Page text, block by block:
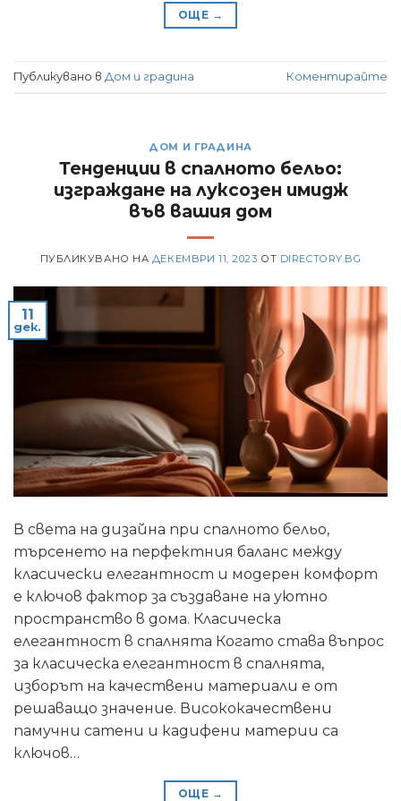
ОЩЕ →
Публикувано в Дом и градина Коментирайте
ДОМ И ГРАДИНА
Тенденции в спалното бельо:
изграждане на луксозен имидж
във вашия дом
ПУБЛИКУВАНО НА ДЕКЕМВРИ 11, 2023 ОТ DIRECTORY.BG
11
дек.
В света на дизайна при спалното бельо,
търсенето на перфектния баланс между
класически елегантност и модерен комфорт
е ключов фактор за създаване на уютно
пространство в дома. Класическа
елегантност в спалнята Когато става въпрос
за класическа елегантност в спалнята,
изборът на качествени материали е от
решаващо значение. Висококачествени
памучни сатени и кадифени материи са
ключов…
ОЩЕ →